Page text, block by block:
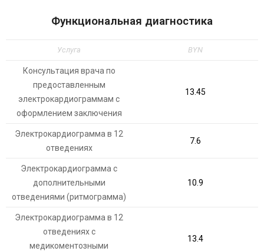
Функциональная диагностика
Услуга BYN
Консультация врача по
предоставленным
электрокардиограммам с
оформлением заключения
13.45
Электрокардиограмма в 12
отведениях
7.6
Электрокардиограмма с
дополнительными
отведениями (ритмограмма)
10.9
Электрокардиограмма в 12
отведениях с
медикоментозными
13.4